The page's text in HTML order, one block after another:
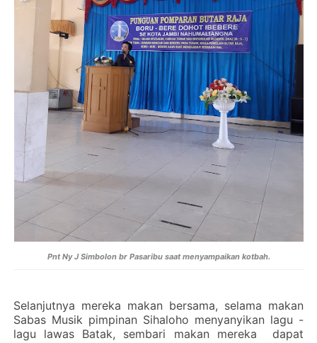
Pnt Ny J Simbolon br Pasaribu saat menyampaikan kotbah.
Selanjutnya mereka makan bersama, selama makan
Sabas Musik pimpinan Sihaloho menyanyikan lagu -
lagu lawas Batak, sembari makan mereka dapat